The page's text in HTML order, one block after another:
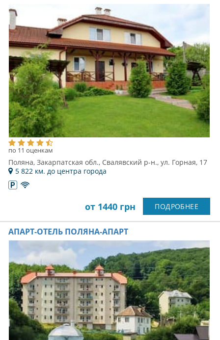
по 11 оценкам
Поляна, Закарпатская обл., Свалявский р-н., ул. Горная, 17
5 822 км. до центра города
от 1440 грн ПОДРОБНЕЕ
АПАРТ-ОТЕЛЬ ПОЛЯНА-АПАРТ